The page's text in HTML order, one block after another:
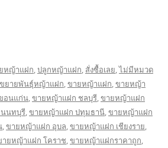
หญ้าแฝก,ปลูกหญ้าแฝก, สั่งซื้อเลย,ไม่มีหมวด
ยายพันธุ์หญ้าแฝก,ขายหญ้าแฝก,ขายหญ้า
อนแก่น,ขายหญ้าแฝก ชลบุรี,ขายหญ้าแฝก
นทบุรี,ขายหญ้าแฝก ปทุมธานี,ขายหญ้าแฝก
,ขายหญ้าแฝก อุบล,ขายหญ้าแฝก เชียงราย,
ายหญ้าแฝก โคราช,ขายหญ้าแฝกราคาถูก,